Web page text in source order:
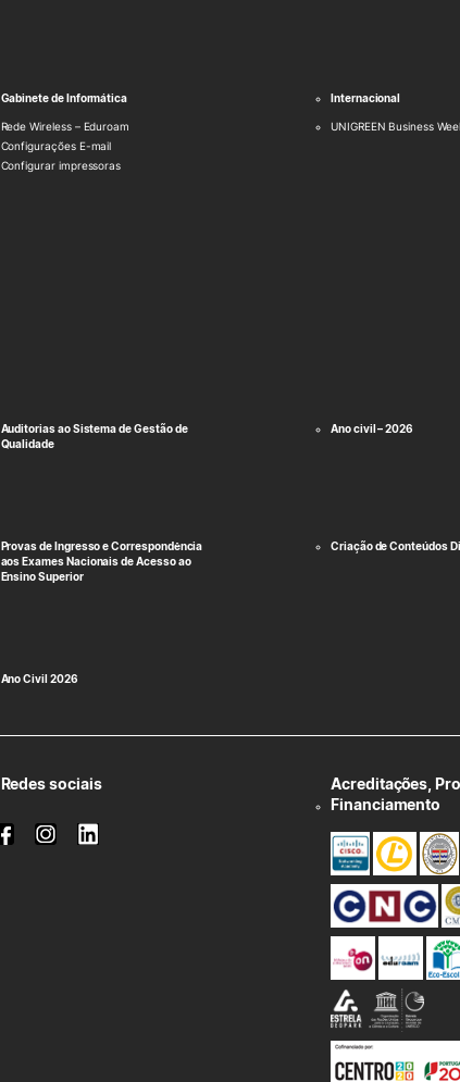
Gabinete de Informática
Rede Wireless – Eduroam
Configurações E-mail
Configurar impressoras
Internacional
UNIGREEN Business
Auditorias ao Sistema de Gestão de
Qualidade
Ano civil – 2026
Provas de Ingresso e Correspondência
aos Exames Nacionais de Acesso ao
Ensino Superior
Criação de Conteúdos
Ano Civil 2026
Redes sociais
Acreditações,
Financiamento